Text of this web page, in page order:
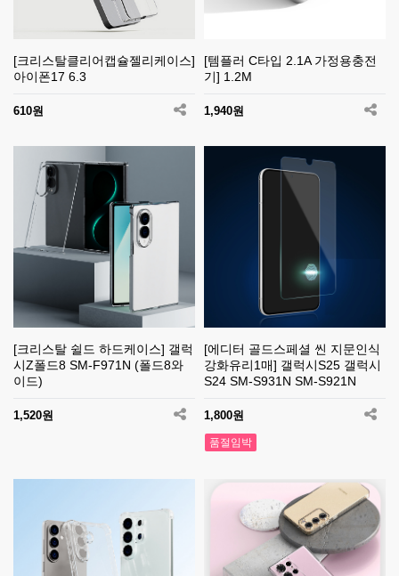
[크리스탈클리어캡슐젤리케이스]
아이폰17 6.3
610원
[템플러 C타입 2.1A 가정용충전
기] 1.2M
1,940원
[크리스탈 쉴드 하드케이스] 갤럭
시Z폴드8 SM-F971N (폴드8와
이드)
1,520원
[에디터 골드스페셜 씬 지문인식
강화유리1매] 갤럭시S25 갤럭시
S24 SM-S931N SM-S921N
1,800원
품절임박